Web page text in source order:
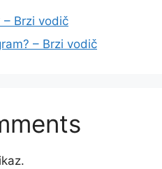
Brzi vodič
– Brzi vodič